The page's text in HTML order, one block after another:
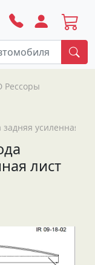
Рессоры
задняя усиленная
лист